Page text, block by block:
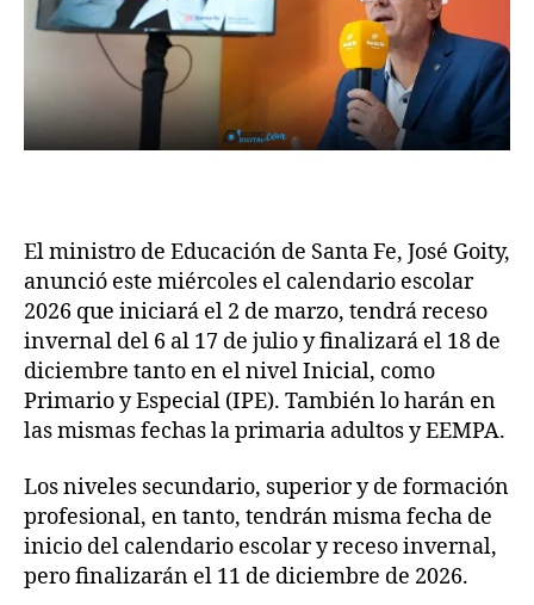
El ministro de Educación de Santa Fe, José Goity,
anunció este miércoles el calendario escolar
2026 que iniciará el 2 de marzo, tendrá receso
invernal del 6 al 17 de julio y finalizará el 18 de
diciembre tanto en el nivel Inicial, como
Primario y Especial (IPE). También lo harán en
las mismas fechas la primaria adultos y EEMPA.
Los niveles secundario, superior y de formación
profesional, en tanto, tendrán misma fecha de
inicio del calendario escolar y receso invernal,
pero finalizarán el 11 de diciembre de 2026.